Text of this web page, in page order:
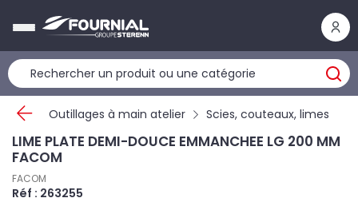
Outillages à main atelier Scies, couteaux, limes
LIME PLATE DEMI-DOUCE EMMANCHEE LG 200 MM
FACOM
FACOM
Réf : 263255